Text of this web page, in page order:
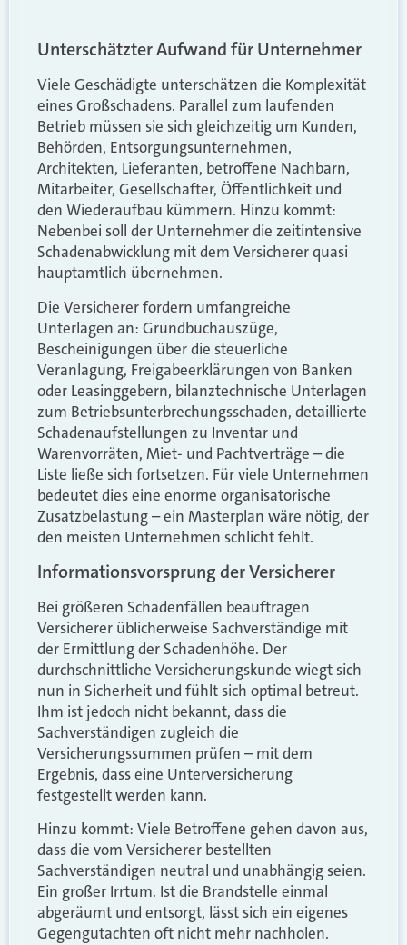
Unterschätzter Aufwand für Unternehmer
Viele Geschädigte unterschätzen die Komplexität
eines Großschadens. Parallel zum laufenden
Betrieb müssen sie sich gleichzeitig um Kunden,
Behörden, Entsorgungsunternehmen,
Architekten, Lieferanten, betroffene Nachbarn,
Mitarbeiter, Gesellschafter, Öffentlichkeit und
den Wiederaufbau kümmern. Hinzu kommt:
Nebenbei soll der Unternehmer die zeitintensive
Schadenabwicklung mit dem Versicherer quasi
hauptamtlich übernehmen.
Die Versicherer fordern umfangreiche
Unterlagen an: Grundbuchauszüge,
Bescheinigungen über die steuerliche
Veranlagung, Freigabeerklärungen von Banken
oder Leasinggebern, bilanztechnische Unterlagen
zum Betriebsunterbrechungsschaden, detaillierte
Schadenaufstellungen zu Inventar und
Warenvorräten, Miet- und Pachtverträge – die
Liste ließe sich fortsetzen. Für viele Unternehmen
bedeutet dies eine enorme organisatorische
Zusatzbelastung – ein Masterplan wäre nötig, der
den meisten Unternehmen schlicht fehlt.
Informationsvorsprung der Versicherer
Bei größeren Schadenfällen beauftragen
Versicherer üblicherweise Sachverständige mit
der Ermittlung der Schadenhöhe. Der
durchschnittliche Versicherungskunde wiegt sich
nun in Sicherheit und fühlt sich optimal betreut.
Ihm ist jedoch nicht bekannt, dass die
Sachverständigen zugleich die
Versicherungssummen prüfen – mit dem
Ergebnis, dass eine Unterversicherung
festgestellt werden kann.
Hinzu kommt: Viele Betroffene gehen davon aus,
dass die vom Versicherer bestellten
Sachverständigen neutral und unabhängig seien.
Ein großer Irrtum. Ist die Brandstelle einmal
abgeräumt und entsorgt, lässt sich ein eigenes
Gegengutachten oft nicht mehr nachholen.